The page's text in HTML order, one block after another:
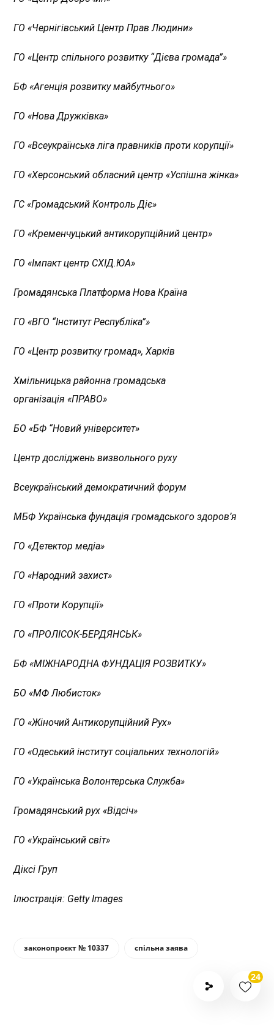
ГО«Чернігівський Центр Прав Людини»
ГО «Центр спільного розвитку “Дієва громада”»
БФ «Агенція розвитку майбутнього»
ГО«Нова Дружківка»
ГО«Всеукраїнська ліга правників проти корупції»
ГО «Херсонський обласний центр «Успішна жінка»
ГС«Громадський Контроль Діє»
ГО«Кременчуцький антикорупційний центр»
ГО«Імпакт центр СХІД.ЮА»
Громадянська Платформа Нова Країна
ГО «ВГО “Інститут Республіка”»
ГО «Центр розвитку громад», Харків
Хмільницька районна громадська
організація«ПРАВО»
БО«БФ “Новий університет»
Центр досліджень визвольного руху
Всеукраїнський демократичний форум
МБФ Українська фундація громадського здоров’я
ГО«Детектор медіа»
ГО«Народний захист»
ГО«Проти Корупції»
ГО«ПРОЛІСОК-БЕРДЯНСЬК»
БФ«МІЖНАРОДНА ФУНДАЦІЯ РОЗВИТКУ»
БО«МФ Любисток»
ГО«Жіночий Антикорупційний Рух»
ГО«Одеський інститут соціальних технологій»
ГО«Українська Волонтерська Служба»
Громадянський рух«Відсіч»
ГО«Український світ»
Діксі Груп
Ілюстрація: Getty Images
законопроєкт № 10337 спільна заява
24